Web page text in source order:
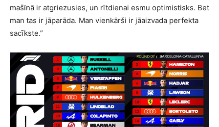
mašīnā ir atgriezusies, un rītdienai esmu optimistisks. Bet
man tas ir jāparāda. Man vienkārši ir jāaizvada perfekta
sacīkste.”